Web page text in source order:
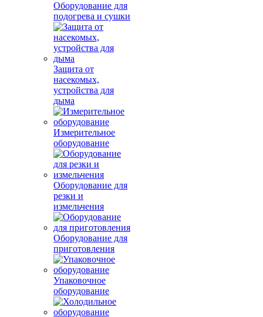
Оборудование для
подогрева и сушки
Защита от
насекомых,
устройства для
дыма
Измерительное
оборудование
Оборудование для
резки и
измельчения
Оборудование для
приготовления
Упаковочное
оборудование